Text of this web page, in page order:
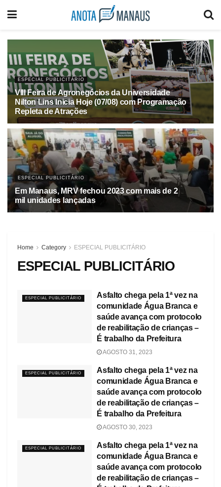
ESPECIAL PUBLICITÁRIO
VIII Feira de Agronegócios da Universidade
Nilton Lins Inicia Hoje (07/08) com Programação
Repleta de Atrações
AGOSTO 7, 2024
ESPECIAL PUBLICITÁRIO
Em Manaus, MRV fechou 2023 com mais de 2
mil unidades lançadas
Home Category ESPECIAL PUBLICITÁRIO
ESPECIAL PUBLICITÁRIO
ESPECIAL PUBLICITÁRIO
Asfalto chega pela 1ª vez na
comunidade Água Branca e
saúde avança com protocolo
de reabilitação de crianças –
É trabalho da Prefeitura
AGOSTO 31, 2023
ESPECIAL PUBLICITÁRIO
Asfalto chega pela 1ª vez na
comunidade Água Branca e
saúde avança com protocolo
de reabilitação de crianças –
É trabalho da Prefeitura
AGOSTO 30, 2023
ESPECIAL PUBLICITÁRIO
Asfalto chega pela 1ª vez na
comunidade Água Branca e
saúde avança com protocolo
de reabilitação de crianças –